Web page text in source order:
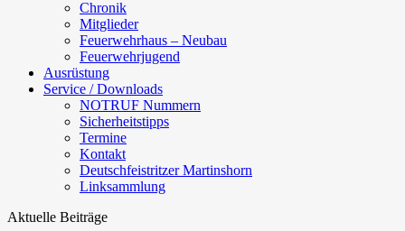
Chronik
Mitglieder
Feuerwehrhaus – Neubau
Feuerwehrjugend
Ausrüstung
Service / Downloads
NOTRUF Nummern
Sicherheitstipps
Termine
Kontakt
Deutschfeistritzer Martinshorn
Linksammlung
Aktuelle Beiträge